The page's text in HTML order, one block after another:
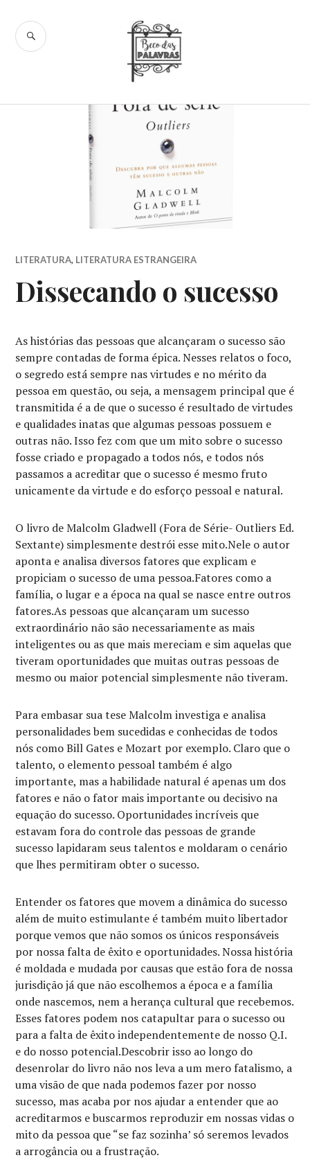
content
Beco das
Palavras
SEARCH
LITERATURA, LITERATURA ESTRANGEIRA
Dissecando o sucesso
As histórias das pessoas que alcançaram o sucesso são
sempre contadas de forma épica. Nesses relatos o foco,
o segredo está sempre nas virtudes e no mérito da
pessoa em questão, ou seja, a mensagem principal que é
transmitida é a de que o sucesso é resultado de virtudes
e qualidades inatas que algumas pessoas possuem e
outras não. Isso fez com que um mito sobre o sucesso
fosse criado e propagado a todos nós, e todos nós
passamos a acreditar que o sucesso é mesmo fruto
unicamente da virtude e do esforço pessoal e natural.
O livro de Malcolm Gladwell (Fora de Série- Outliers Ed.
Sextante) simplesmente destrói esse mito.Nele o autor
aponta e analisa diversos fatores que explicam e
propiciam o sucesso de uma pessoa.Fatores como a
família, o lugar e a época na qual se nasce entre outros
fatores.As pessoas que alcançaram um sucesso
extraordinário não são necessariamente as mais
inteligentes ou as que mais mereciam e sim aquelas que
tiveram oportunidades que muitas outras pessoas de
mesmo ou maior potencial simplesmente não tiveram.
Para embasar sua tese Malcolm investiga e analisa
personalidades bem sucedidas e conhecidas de todos
nós como Bill Gates e Mozart por exemplo. Claro que o
talento, o elemento pessoal também é algo
importante, mas a habilidade natural é apenas um dos
fatores e não o fator mais importante ou decisivo na
equação do sucesso. Oportunidades incríveis que
estavam fora do controle das pessoas de grande
sucesso lapidaram seus talentos e moldaram o cenário
que lhes permitiram obter o sucesso.
Entender os fatores que movem a dinâmica do sucesso
além de muito estimulante é também muito libertador
porque vemos que não somos os únicos responsáveis
por nossa falta de êxito e oportunidades. Nossa história
é moldada e mudada por causas que estão fora de nossa
jurisdição já que não escolhemos a época e a família
onde nascemos, nem a herança cultural que recebemos.
Esses fatores podem nos catapultar para o sucesso ou
para a falta de êxito independentemente de nosso Q.I.
e do nosso potencial.Descobrir isso ao longo do
desenrolar do livro não nos leva a um mero fatalismo, a
uma visão de que nada podemos fazer por nosso
sucesso, mas acaba por nos ajudar a entender que ao
acreditarmos e buscarmos reproduzir em nossas vidas o
mito da pessoa que “se faz sozinha’ só seremos levados
a arrogância ou a frustração.